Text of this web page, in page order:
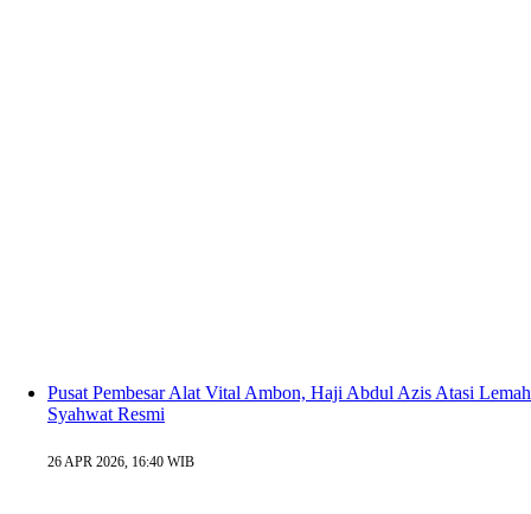
Pusat Pembesar Alat Vital Ambon, Haji Abdul Azis Atasi Lemah
Syahwat Resmi
26 APR 2026, 16:40 WIB